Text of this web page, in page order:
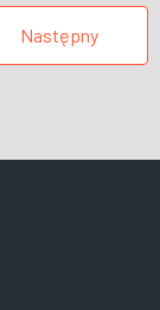
Następny